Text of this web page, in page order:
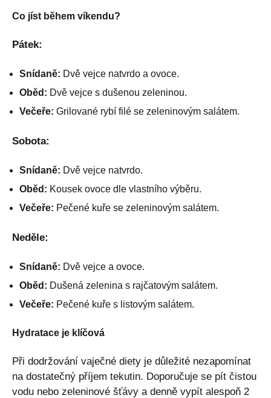
Co jíst během víkendu?
Pátek:
Snídaně: Dvě vejce natvrdo a ovoce.
Oběd: Dvě vejce s dušenou zeleninou.
Večeře: Grilované rybí filé se zeleninovým salátem.
Sobota:
Snídaně: Dvě vejce natvrdo.
Oběd: Kousek ovoce dle vlastního výběru.
Večeře: Pečené kuře se zeleninovým salátem.
Neděle:
Snídaně: Dvě vejce a ovoce.
Oběd: Dušená zelenina s rajčatovým salátem.
Večeře: Pečené kuře s listovým salátem.
Hydratace je klíčová
Při dodržování vaječné diety je důležité nezapomínat
na dostatečný příjem tekutin. Doporučuje se pít čistou
vodu nebo zeleninové šťávy a denně vypít alespoň 2